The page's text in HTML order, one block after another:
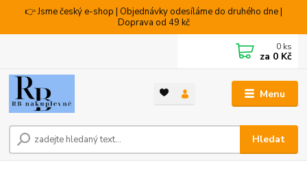
👉 Jsme český e-shop | Objednávky odesíláme do druhého dne |
Doprava od 49 kč
Menu
Hledat
0 ks
za 0 Kč